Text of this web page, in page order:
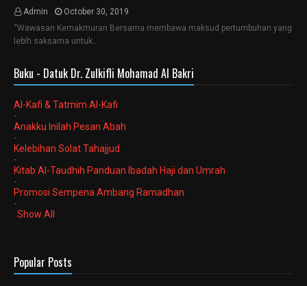
Admin
October 30, 2019
“Wawasan Kemakmuran Bersama membawa maksud pertumbuhan yang
lebih saksama untuk…
Buku - Datuk Dr. Zulkifli Mohamad Al Bakri
Al-Kafi & Tatmim Al-Kafi
-
Anakku Inilah Pesan Abah
-
Kelebihan Solat Tahajjud
-
Kitab Al-Taudhih Panduan Ibadah Haji dan Umrah
-
Promosi Sempena Ambang Ramadhan
-
Show All
Popular Posts